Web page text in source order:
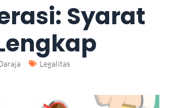
Syarat
Legalitas